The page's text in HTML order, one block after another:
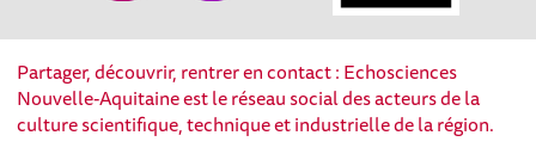
Partager, découvrir, rentrer en contact : Echosciences
Nouvelle-Aquitaine est le réseau social des acteurs de la
culture scientifique, technique et industrielle de la région.